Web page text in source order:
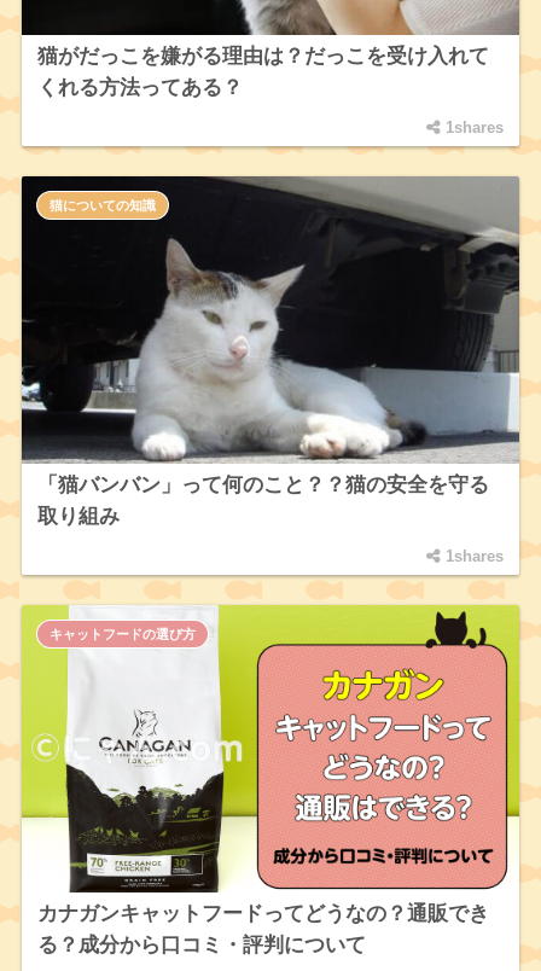
猫がだっこを嫌がる理由は？だっこを受け入れて
くれる方法ってある？
1shares
「猫バンバン」って何のこと？？猫の安全を守る
取り組み
1shares
猫についての知識
カナガンキャットフードってどうなの？通販でき
る？成分から口コミ・評判について
キャットフードの選び方